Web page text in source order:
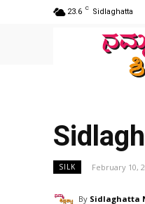
23.6 C Sidlaghatta
SILK February 10,
By Sidlaghatta